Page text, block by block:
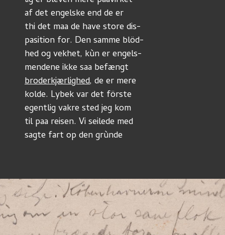
af det engelske end de er
thi det maa de have store dis-
pasition for. Den samme blöd-
hed og vekhet, kùn er engels-
mendene ikke saa befængt
broderkjærlighed, de er mere
kolde. Lybek var det förste
egentlig vakre sted jeg kom
til paa reisen. Vi seilede med
sagte fart op den grùnde